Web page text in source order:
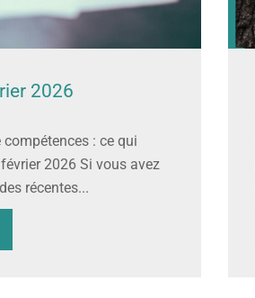
2026
compétences : ce qui
2026 Si vous avez
récentes...